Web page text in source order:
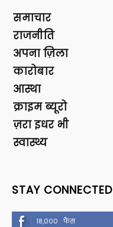
समाचार
राजनीति
अपना ज़िला
कारोबार
आस्था
क्राइम ब्यूरो
ज़रा इधर भी
स्वास्थ्य
STAY CONNECTED
18,000 फैंस